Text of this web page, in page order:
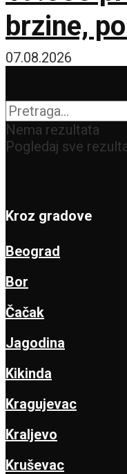
brzine,
na
vikend
07.08.2026
Nema rezultata
Pogledaj sve
Kroz gradove
Beograd
Bor
Čačak
Jagodina
Kikinda
Kragujevac
Kraljevo
Kruševac